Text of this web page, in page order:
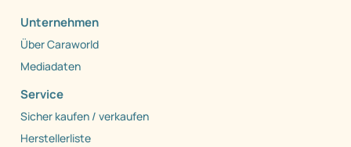
Unternehmen
Über Caraworld
Mediadaten
Service
Sicher kaufen / verkaufen
Herstellerliste